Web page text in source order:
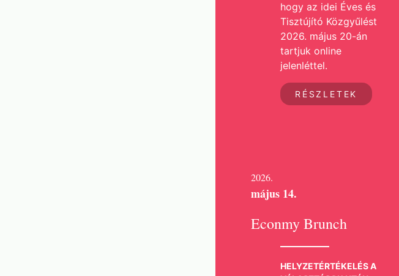
hogy az idei Éves és
Tisztújító Közgyűlést
2026. május 20-án
tartjuk online
jelenléttel.
RÉSZLETEK
2026.
május 14.
Econmy Brunch
HELYZETÉRTÉKELÉS A